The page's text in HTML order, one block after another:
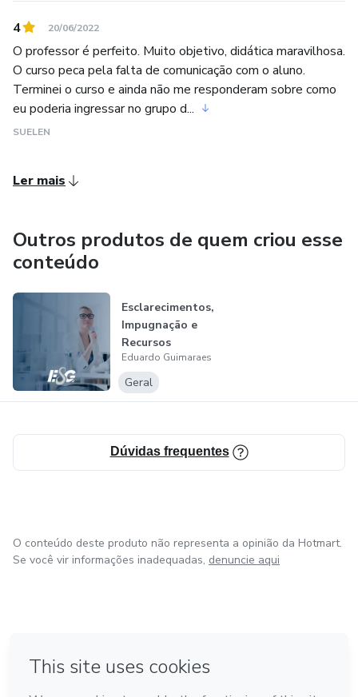
4 20/06/2022
O professor é perfeito. Muito objetivo, didática maravilhosa.
O curso peca pela falta de comunicação com o aluno.
Terminei o curso e ainda não me responderam sobre como
eu poderia ingressar no grupo d...
SUELEN
Ler mais
Outros produtos de quem criou esse
conteúdo
Esclarecimentos,
Impugnação e
Recursos
Administrativos
para...
Eduardo Guimaraes
Geral
Dúvidas frequentes
O conteúdo deste produto não representa a opinião da Hotmart.
Se você vir informações inadequadas, denuncie aqui